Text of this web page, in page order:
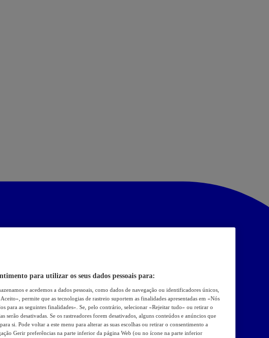
para utilizar os seus dados pessoais para:
e acedemos a dados pessoais, como dados de navegação ou identificadores únicos,
permite que as tecnologias de rastreio suportem as finalidades apresentadas em «Nós
para as seguintes finalidades». Se, pelo contrário, selecionar «Rejeitar tudo» ou retirar o
serão desativadas. Se os rastreadores forem desativados, alguns conteúdos e anúncios que
si. Pode voltar a este menu para alterar as suas escolhas ou retirar o consentimento a
Gerir preferências na parte inferior da página Web (ou no ícone na parte inferior